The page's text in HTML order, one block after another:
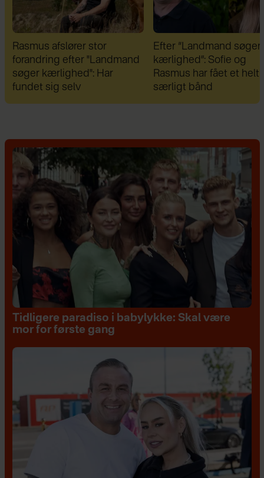
Efter “Landmand søger
kærlighed”: Sofie og
Rasmus har fået et helt
særligt bånd
Efter brud: Sofie
og Daniel Lazrak har
skjul
Tidligere paradiso i babylykke: Skal være
mor for første gang